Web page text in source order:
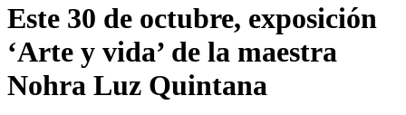
Este 30 de octubre, exposición
‘Arte y vida’ de la maestra
Nohra Luz Quintana